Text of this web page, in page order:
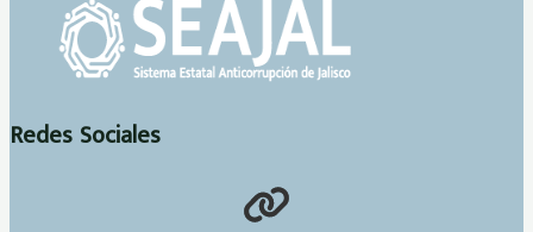
Redes Sociales